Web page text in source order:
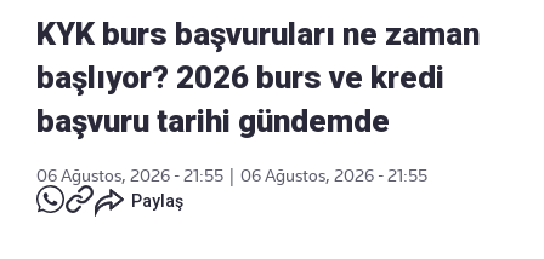
KYK burs başvuruları ne zaman
başlıyor? 2026 burs ve kredi
başvuru tarihi gündemde
06 Ağustos, 2026 - 21:55
06 Ağustos, 2026 - 21:55
Paylaş